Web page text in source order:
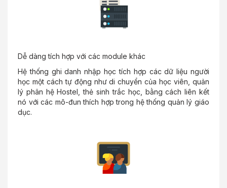
Dễ dàng tích hợp với các module khác
Hệ thống ghi danh nhập học tích hợp các dữ liệu người
học một cách tự động như di chuyển của học viên, quản
lý phân hệ Hostel, thẻ sinh trắc học, bằng cách liên kết
nó với các mô-đun thích hợp trong hệ thống quản lý giáo
dục.